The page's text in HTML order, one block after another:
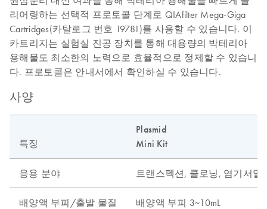
리어링하는 선택적 프로토콜 단계로 QIAfilter Mega-Giga
Cartridges(카탈로그 번호 19781)를 사용할 수 있습니다. 이
카트리지는 실험실 진공 장치를 통해 대용량의 박테리아
용해물도 최소한의 노력으로 효율적으로 정제할 수 있습니
다. 프로토콜은 안내서에서 확인하실 수 있습니다.
사양
특징
Plasmid
Mini Kit
응용 분야 트랜스펙션, 클로닝, 염기서열
배양액 부피/출발 물질 배양액 부피 3~10mL